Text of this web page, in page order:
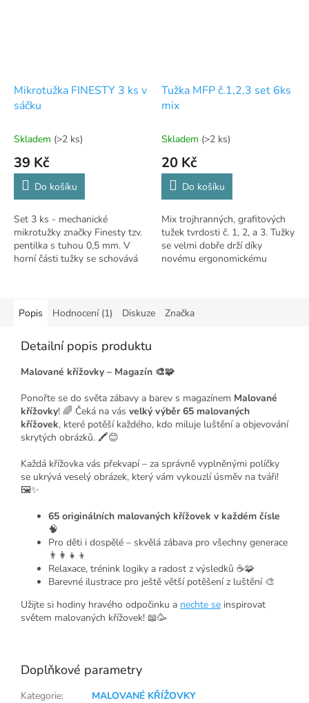
Mikrotužka FINESTY 3 ks v
sáčku
Skladem (>2 ks)
39 Kč
Do košíku
Set 3 ks - mechanické
mikrotužky značky Finesty tzv.
pentilka s tuhou 0,5 mm. V
horní části tužky se schovává
Tužka MFP č.1,2,3 set 6ks
mix
Skladem (>2 ks)
20 Kč
Do košíku
Mix trojhranných, grafitových
tužek tvrdosti č. 1, 2, a 3. Tužky
se velmi dobře drží díky
novému ergonomickému
Popis
Hodnocení (1) Diskuze Značka
Detailní popis produktu
Malované křížovky – Magazín 🎨🧩
Ponořte se do světa zábavy a barev s magazínem Malované
křížovky! 🌈 Čeká na vás velký výběr 65 malovaných
křížovek, které potěší každého, kdo miluje luštění a objevování
skrytých obrázků. 🖍️😊
Každá křížovka vás překvapí – za správně vyplněnými políčky
se ukrývá veselý obrázek, který vám vykouzlí úsměv na tváři!
🖼️✨
65 originálních malovaných křížovek v každém čísle
🧠
Pro děti i dospělé – skvělá zábava pro všechny generace
👨‍👩‍👧‍👦
Relaxace, trénink logiky a radost z výsledků ☕🧩
Barevné ilustrace pro ještě větší potěšení z luštění 🎨
Užijte si hodiny hravého odpočinku a nechte se inspirovat
světem malovaných křížovek! 📖🥳
Doplňkové parametry
Kategorie:
MALOVANÉ KŘÍŽOVKY